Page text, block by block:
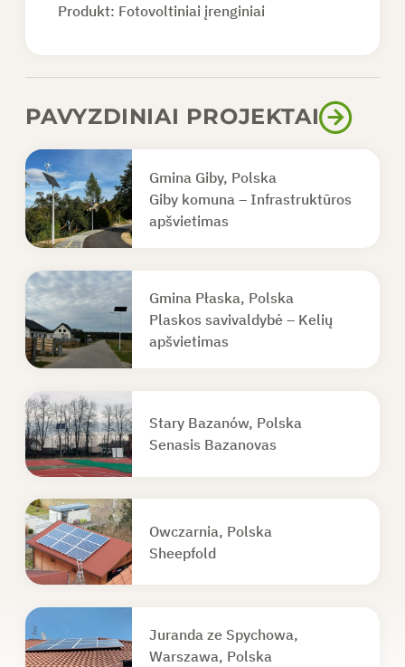
Produkt: Fotovoltiniai įrenginiai
PAVYZDINIAI PROJEKTAI
Gmina Giby, Polska
Giby komuna – Infrastruktūros
apšvietimas
Gmina Płaska, Polska
Plaskos savivaldybė – Kelių
apšvietimas
Stary Bazanów, Polska
Senasis Bazanovas
Owczarnia, Polska
Sheepfold
Juranda ze Spychowa,
Warszawa, Polska